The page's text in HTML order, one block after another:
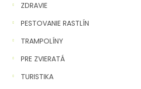
ZDRAVIE
PESTOVANIE RASTLÍN
TRAMPOLÍNY
PRE ZVIERATÁ
TURISTIKA